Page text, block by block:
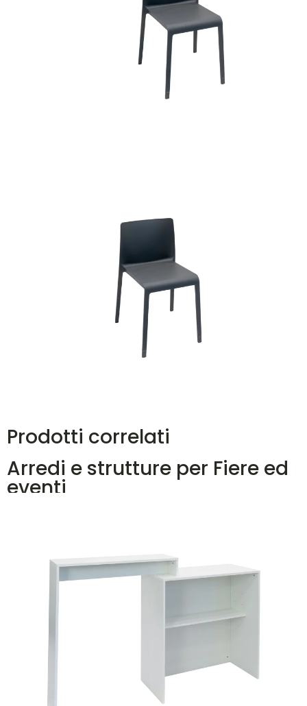
Prodotti correlati
Arredi e strutture per Fiere ed
eventi